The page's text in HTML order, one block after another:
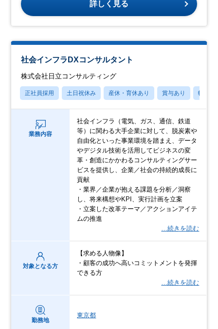
詳しく見る
社会インフラDXコンサルタント
株式会社日立コンサルティング
正社員採用 土日祝休み 産休・育休あり 賞与あり 転勤な
業務内容
社会インフラ（電気、ガス、通信、鉄道
等）に関わる大手企業に対して、脱炭素や
自由化といった事業環境を踏まえ、データ
やデジタル技術を活用してビジネスの変
革・創造にかかわるコンサルティングサー
ビスを提供し、企業／社会の持続的成長に
貢献
・業界／企業が抱える課題を分析／洞察
し、将来構想やKPI、実行計画を立案
・立案した改革テーマ／アクションアイテ
ムの推進
…続きを読む
対象となる方
【求める人物像】
・顧客の成功へ高いコミットメントを発揮
できる方
…続きを読む
勤務地
東京都